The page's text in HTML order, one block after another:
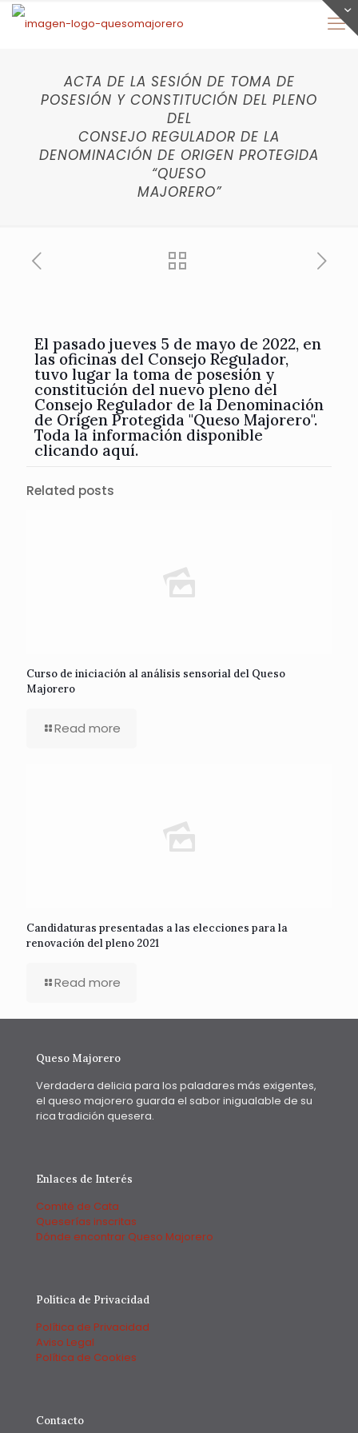
ACTA DE LA SESIÓN DE TOMA DE
POSESIÓN Y CONSTITUCIÓN DEL PLENO
DEL
CONSEJO REGULADOR DE LA
DENOMINACIÓN DE ORIGEN PROTEGIDA
“QUESO
MAJORERO”
El pasado jueves 5 de mayo de 2022, en
las oficinas del Consejo Regulador,
tuvo lugar la toma de posesión y
constitución del nuevo pleno del
Consejo Regulador de la Denominación
de Origen Protegida "Queso Majorero".
Toda la información disponible
clicando aquí.
Related posts
Curso de iniciación al análisis sensorial del Queso
Majorero
Read more
Candidaturas presentadas a las elecciones para la
renovación del pleno 2021
Read more
Queso Majorero
Verdadera delicia para los paladares más exigentes,
el queso majorero guarda el sabor inigualable de su
rica tradición quesera.
Enlaces de Interés
Comité de Cata
Queserías inscritas
Dónde encontrar Queso Majorero
Política de Privacidad
Política de Privacidad
Aviso Legal
Política de Cookies
Contacto